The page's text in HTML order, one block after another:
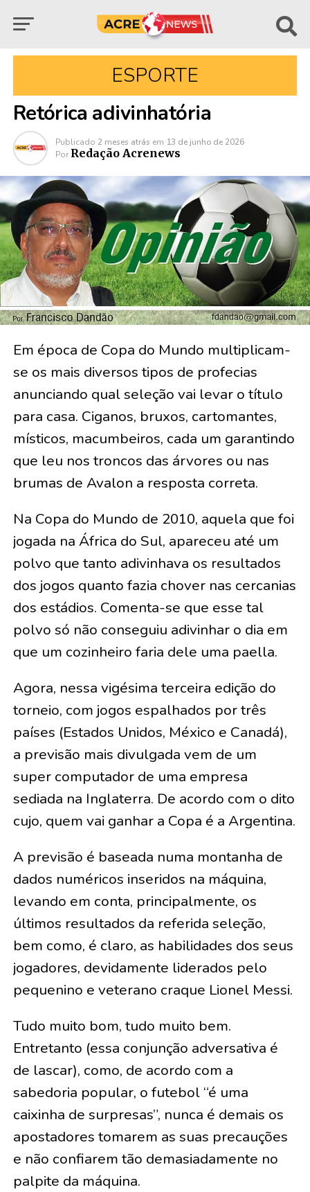
ESPORTE
Retórica adivinhatória
Publicado 2 meses atrás em 13 de junho de 2026
Por Redação Acrenews
Em época de Copa do Mundo multiplicam-
se os mais diversos tipos de profecias
anunciando qual seleção vai levar o título
para casa. Ciganos, bruxos, cartomantes,
místicos, macumbeiros, cada um garantindo
que leu nos troncos das árvores ou nas
brumas de Avalon a resposta correta.
Na Copa do Mundo de 2010, aquela que foi
jogada na África do Sul, apareceu até um
polvo que tanto adivinhava os resultados
dos jogos quanto fazia chover nas cercanias
dos estádios. Comenta-se que esse tal
polvo só não conseguiu adivinhar o dia em
que um cozinheiro faria dele uma paella.
Agora, nessa vigésima terceira edição do
torneio, com jogos espalhados por três
países (Estados Unidos, México e Canadá),
a previsão mais divulgada vem de um
super computador de uma empresa
sediada na Inglaterra. De acordo com o dito
cujo, quem vai ganhar a Copa é a Argentina.
A previsão é baseada numa montanha de
dados numéricos inseridos na máquina,
levando em conta, principalmente, os
últimos resultados da referida seleção,
bem como, é claro, as habilidades dos seus
jogadores, devidamente liderados pelo
pequenino e veterano craque Lionel Messi.
Tudo muito bom, tudo muito bem.
Entretanto (essa conjunção adversativa é
de lascar), como, de acordo com a
sabedoria popular, o futebol “é uma
caixinha de surpresas”, nunca é demais os
apostadores tomarem as suas precauções
e não confiarem tão demasiadamente no
palpite da máquina.